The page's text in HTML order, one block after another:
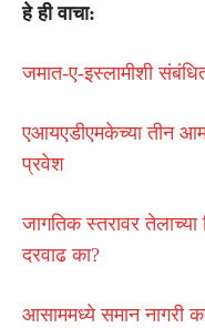
हे ही वाचा:
जमात-ए-इस्लामीशी
एआयएडीएमकेच्या तीन
प्रवेश
जागतिक स्तरावर
दरवाढ का?
आसाममध्ये समान नागरी